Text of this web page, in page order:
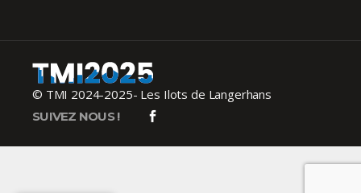
© TMI 2024-2025- Les Ilots de Langerhans
SUIVEZ NOUS !